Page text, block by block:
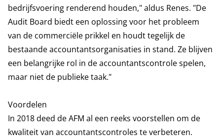
bedrijfsvoering renderend houden," aldus Renes. "De
Audit Board biedt een oplossing voor het probleem
van de commerciële prikkel en houdt tegelijk de
bestaande accountantsorganisaties in stand. Ze blijven
een belangrijke rol in de accountantscontrole spelen,
maar niet de publieke taak."
Voordelen
In 2018 deed de AFM al een reeks voorstellen om de
kwaliteit van accountantscontroles te verbeteren.